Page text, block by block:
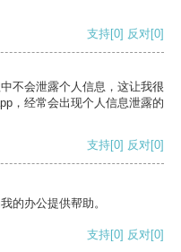
支持[0] 反对[0]
不会泄露个人信息，这让我很
，经常会出现个人信息泄露的
支持[0] 反对[0]
的办公提供帮助。
支持[0] 反对[0]